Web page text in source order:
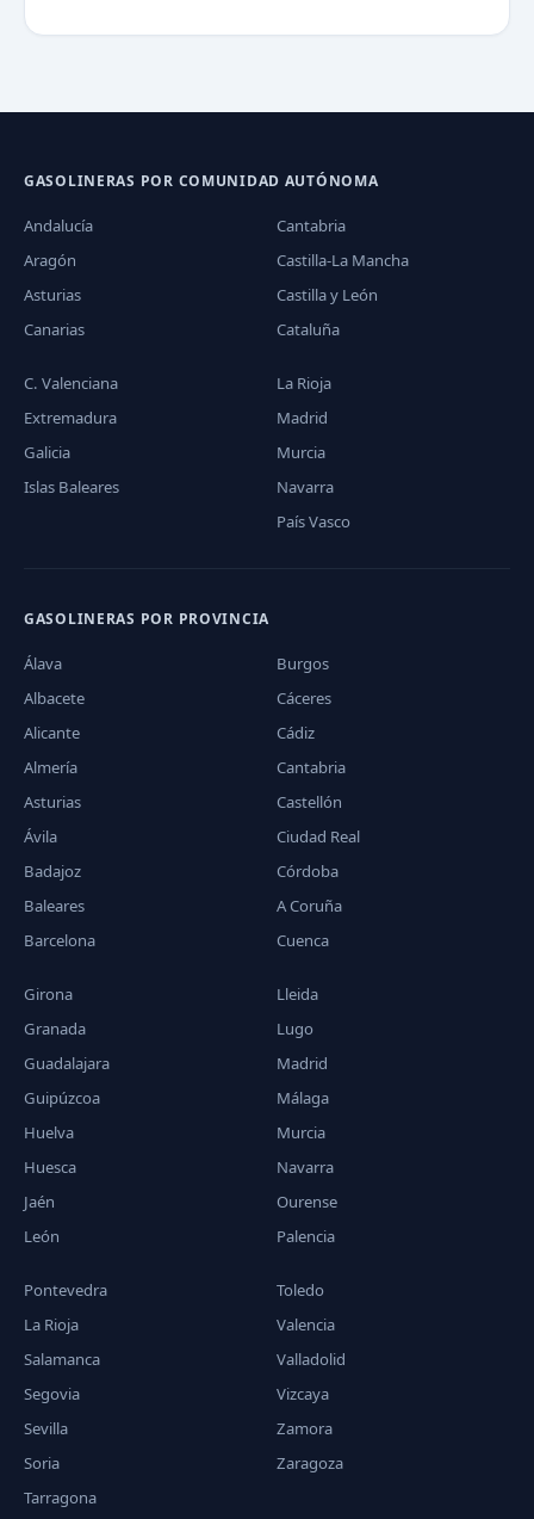
GASOLINERAS POR COMUNIDAD AUTÓNOMA
Andalucía
Aragón
Asturias
Canarias
Cantabria
Castilla-La Mancha
Castilla y León
Cataluña
C. Valenciana
Extremadura
Galicia
Islas Baleares
La Rioja
Madrid
Murcia
Navarra
País Vasco
GASOLINERAS POR PROVINCIA
Álava
Albacete
Alicante
Almería
Asturias
Ávila
Badajoz
Baleares
Barcelona
Burgos
Cáceres
Cádiz
Cantabria
Castellón
Ciudad Real
Córdoba
A Coruña
Cuenca
Girona
Granada
Guadalajara
Guipúzcoa
Huelva
Huesca
Jaén
León
Lleida
Lugo
Madrid
Málaga
Murcia
Navarra
Ourense
Palencia
Pontevedra
La Rioja
Salamanca
Segovia
Sevilla
Soria
Tarragona
Toledo
Valencia
Valladolid
Vizcaya
Zamora
Zaragoza